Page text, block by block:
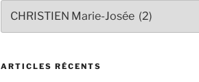
auteur
ARTICLES RÉCENTS